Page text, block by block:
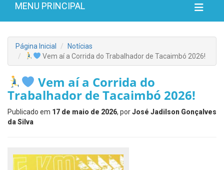
MENU PRINCIPAL
Página Inicial
Notícias
Vem aí a Corrida do Trabalhador de Tacaimbó 2026!
Vem aí a Corrida do
Trabalhador de Tacaimbó 2026!
Publicado em 17 de maio de 2026, porJosé Jadilson Gonçalves
da Silva